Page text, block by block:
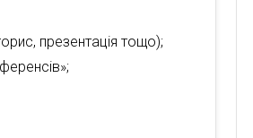
презентація тощо);